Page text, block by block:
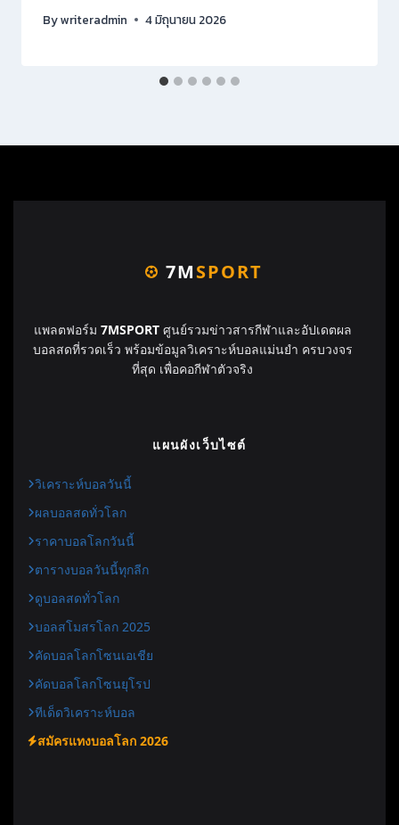
Bywriteradmin 4 มิถุนายน 2026
7MSPORT
แพลตฟอร์ม 7MSPORTศูนย์รวมข่าวสารกีฬาและอัปเดตผล
บอลสดที่รวดเร็ว พร้อมข้อมูลวิเคราะห์บอลแม่นยำ ครบวงจร
ที่สุด เพื่อคอกีฬาตัวจริง
แผนผังเว็บไซต์
วิเคราะห์บอลวันนี้
ผลบอลสดทั่วโลก
ราคาบอลโลกวันนี้
ตารางบอลวันนี้ทุกลีก
ดูบอลสดทั่วโลก
บอลสโมสรโลก 2025
คัดบอลโลกโซนเอเชีย
คัดบอลโลกโซนยุโรป
ทีเด็ดวิเคราะห์บอล
สมัครแทงบอลโลก 2026